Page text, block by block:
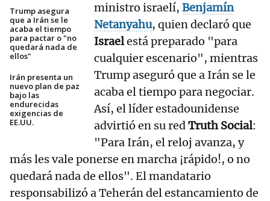
Trump asegura
que a Irán se le
acaba el tiempo
para pactar o "no
quedará nada de
ellos"
Irán presenta un
nuevo plan de paz
bajo las
endurecidas
exigencias de
EE.UU.
ministro israelí, Benjamín
Netanyahu, quien declaró que
Israelestá preparado "para
cualquier escenario", mientras
Trump aseguró que a Irán se le
acaba el tiempo para negociar.
Así, el líder estadounidense
advirtió en su redTruth Social:
"Para Irán, el reloj avanza, y
más les vale ponerse en marcha ¡rápido!, o no
quedará nada de ellos". El mandatario
responsabilizó a Teherán del estancamiento de